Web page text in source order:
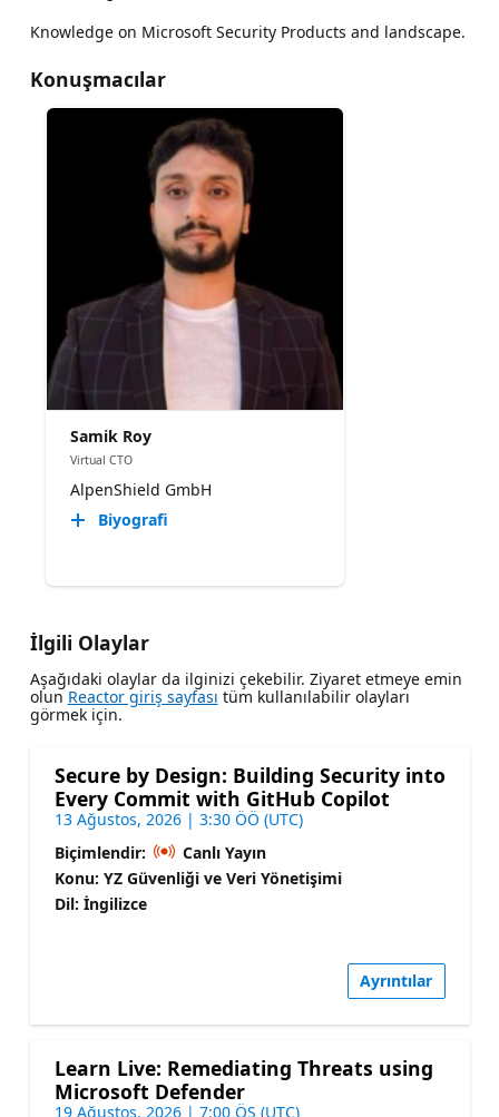
Knowledge on Microsoft Security Products and landscape.
Konuşmacılar
Samik Roy
Virtual CTO
AlpenShield GmbH
Biyografi
İlgili Olaylar
Aşağıdaki olaylar da ilginizi çekebilir. Ziyaret etmeye emin
olun Reactor giriş sayfası tüm kullanılabilir olayları
görmek için.
Secure by Design: Building Security into
Every Commit with GitHub Copilot
13 Ağustos, 2026 | 3:30 ÖÖ (UTC)
Biçimlendir:
Canlı Yayın
Konu: YZ Güvenliği ve Veri Yönetişimi
Dil: İngilizce
Ayrıntılar
Learn Live: Remediating Threats using
Microsoft Defender
19 Ağustos, 2026 | 7:00 ÖS (UTC)